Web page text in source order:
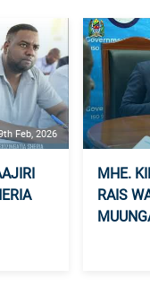
Feb, 2026
MHE.
RAIS